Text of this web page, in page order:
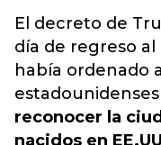
El decreto de
día de regreso
había ordenado
reconocer la
nacidos en